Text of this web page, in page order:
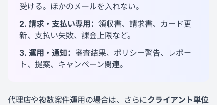
受ける。ほかのメールを入れない。
2. 請求・支払い専用： 領収書、請求書、カード更
新、支払い失敗、課金上限など。
3. 運用・通知： 審査結果、ポリシー警告、レポー
ト、提案、キャンペーン関連。
代理店や複数案件運用の場合は、さらにクライアント単位